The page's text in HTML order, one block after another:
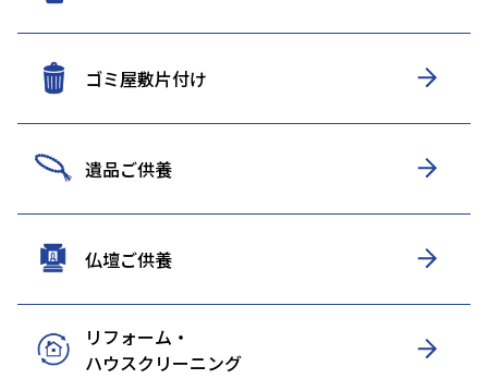
ゴミ屋敷片付け
遺品ご供養
仏壇ご供養
リフォーム・
ハウスクリーニング